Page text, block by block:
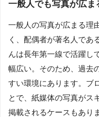
一般人でも写真が広ま
一般人の写真が広まる理
く、配偶者が著名人であ
んは長年第一線で活躍し
幅広い。そのため、過去
すい環境にあります。ブ
とで、紙媒体の写真がス
掲載されるケースもあり